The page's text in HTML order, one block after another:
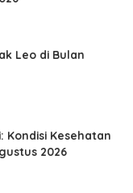
Leo di Bulan
Kondisi Kesehatan
2026